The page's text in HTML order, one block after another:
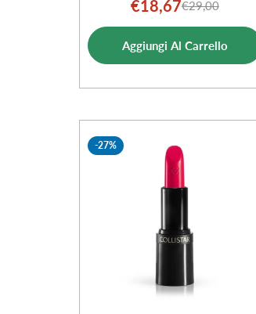
Prezzo
di
vendita
€18,67Prezzo
normale
€29,00
Aggiungi Al Carrello
-27%